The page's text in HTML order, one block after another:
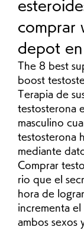
comprar
depot en
The 8 best
boost
Terapia de
testosterona
masculino
testosterona
mediante
Comprar
rio que el
hora de
incrementa el
ambos sexos